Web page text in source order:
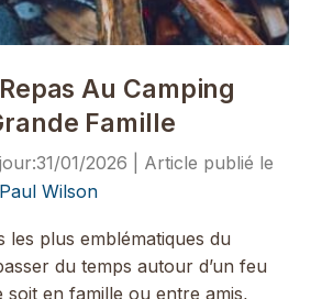
Au Camping
Famille
31/01/2026
Paul Wilson
les plus emblématiques du
du temps autour d’un feu
soit en famille ou entre amis,